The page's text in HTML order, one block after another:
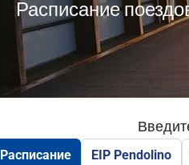
Расписание
Расписание EIP Pendolino